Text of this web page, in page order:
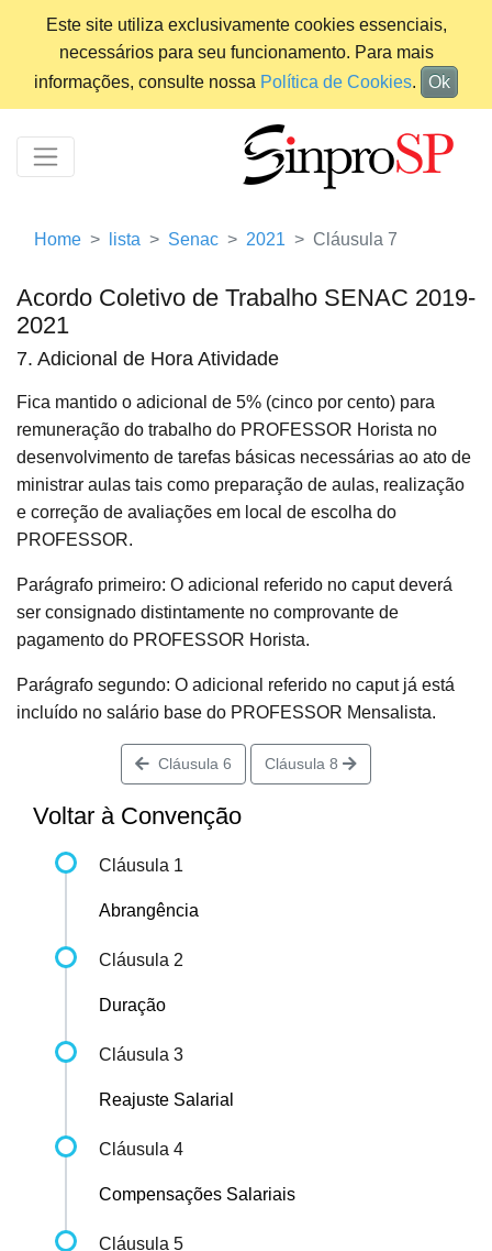
Este site utiliza exclusivamente cookies essenciais,
necessários para seu funcionamento. Para mais
informações, consulte nossa Política de Cookies. Ok
Home lista Senac 2021 Cláusula 7
Acordo Coletivo de Trabalho SENAC 2019-
2021
7. Adicional de Hora Atividade
Fica mantido o adicional de 5% (cinco por cento) para
remuneração do trabalho do PROFESSOR Horista no
desenvolvimento de tarefas básicas necessárias ao ato de
ministrar aulas tais como preparação de aulas, realização
e correção de avaliações em local de escolha do
PROFESSOR.
Parágrafo primeiro: O adicional referido no caput deverá
ser consignado distintamente no comprovante de
pagamento do PROFESSOR Horista.
Parágrafo segundo: O adicional referido no caput já está
incluído no salário base do PROFESSOR Mensalista.
Cláusula 6 Cláusula 8
Voltar à Convenção
Cláusula 1
Abrangência
Cláusula 2
Duração
Cláusula 3
Reajuste Salarial
Cláusula 4
Compensações Salariais
Cláusula 5